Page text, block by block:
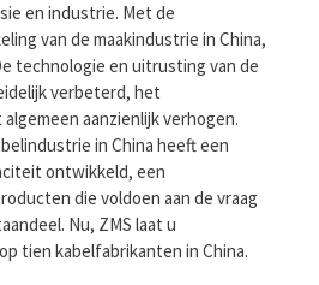
en industrie. Met de
van de maakindustrie in China,
technologie en uitrusting van de
verbeterd, het
aanzienlijk verhogen.
in China heeft een
ontwikkeld, een
die voldoen aan de vraag
Nu, ZMS laat u
tien kabelfabrikanten in China.